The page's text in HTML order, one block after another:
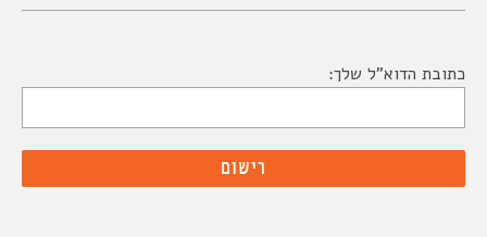
כתובת הדוא"ל שלך: